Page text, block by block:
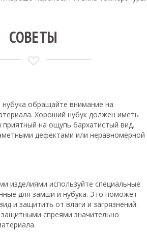
СОВЕТЫ
обращайте внимание на
Хороший нубук должен иметь
приятный на ощупь бархатистый вид.
дефектами или неравномерной
изделиями используйте специальные
для замши и нубука. Это поможет
и защитить от влаги и загрязнений.
спреями значительно